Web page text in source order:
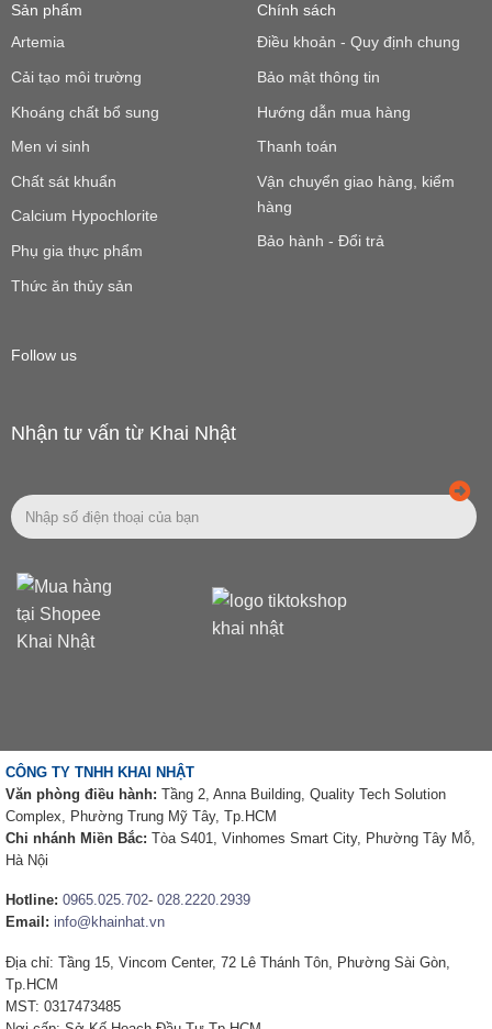
Sản phẩm
Artemia
Cải tạo môi trường
Khoáng chất bổ sung
Men vi sinh
Chất sát khuẩn
Calcium Hypochlorite
Phụ gia thực phẩm
Thức ăn thủy sản
Chính sách
Điều khoản - Quy định chung
Bảo mật thông tin
Hướng dẫn mua hàng
Thanh toán
Vận chuyển giao hàng, kiểm
hàng
Bảo hành - Đổi trả
Follow us
Nhận tư vấn từ Khai Nhật
CÔNG TY TNHH KHAI NHẬT
Văn phòng điều hành: Tầng 2, Anna Building, Quality Tech Solution
Complex, Phường Trung Mỹ Tây, Tp.HCM
Chi nhánh Miền Bắc: Tòa S401, Vinhomes Smart City, Phường Tây Mỗ,
Hà Nội
Hotline: 0965.025.702- 028.2220.2939
Email: info@khainhat.vn
Địa chỉ: Tầng 15, Vincom Center, 72 Lê Thánh Tôn, Phường Sài Gòn,
Tp.HCM
MST: 0317473485